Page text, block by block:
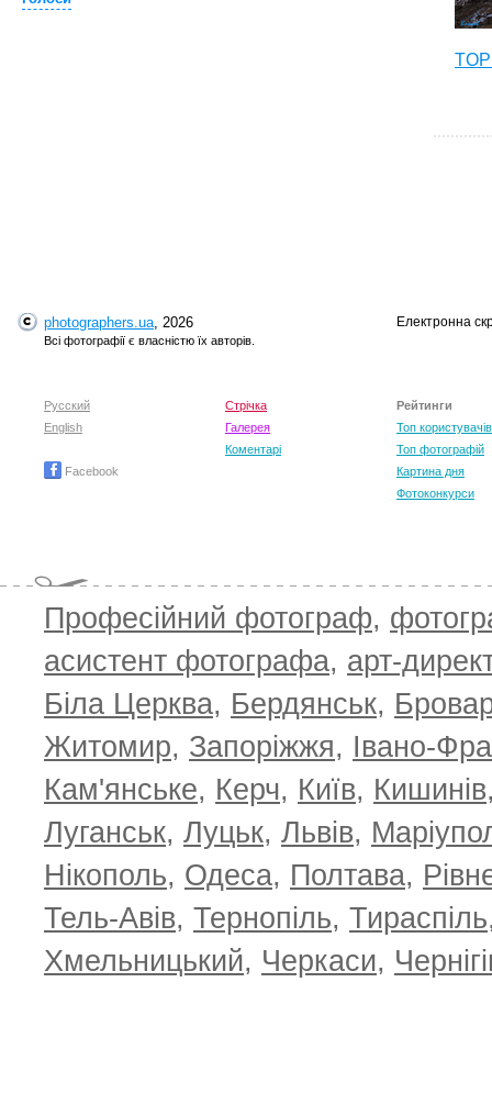
photographers.ua, 2026
Всі фотографії є власністю їх авторів.
Електронна
Русский
English
Facebook
Стрічка
Галерея
Коментарі
Рейтинги
Топ користувачів
Топ фотографій
Картина дня
Фотоконкурси
Професійний фотограф,
асистент фотографа, арт-
Біла Церква, Бердянськ,
Житомир, Запоріжжя, Івано-
Кам'янське, Керч, Київ, Кишинів
Луганськ, Луцьк, Львів,
Нікополь, Одеса, Полтава,
Тель-Авів, Тернопіль, Тираспіль
Хмельницький, Черкаси,